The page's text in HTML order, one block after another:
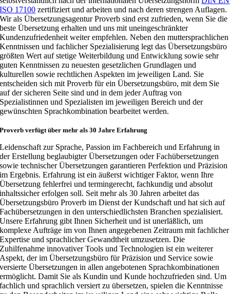
ISO 17100 zertifiziert und arbeiten und nach deren strengen Auflagen.
Wir als Übersetzungsagentur Proverb sind erst zufrieden, wenn Sie die
beste Übersetzung erhalten und uns mit uneingeschränkter
Kundenzufriedenheit weiter empfehlen. Neben den muttersprachlichen
Kenntnissen und fachlicher Spezialisierung legt das Übersetzungsbüro
größten Wert auf stetige Weiterbildung und Entwicklung sowie sehr
guten Kenntnissen zu neuesten gesetzlichen Grundlagen und
kulturellen sowie rechtlichen Aspekten im jeweiligen Land. Sie
entscheiden sich mit Proverb für ein Übersetzungsbüro, mit dem Sie
auf der sicheren Seite sind und in dem jeder Auftrag von
Spezialistinnen und Spezialisten im jeweiligen Bereich und der
gewünschten Sprachkombination bearbeitet werden.
Proverb verfügt über mehr als 30 Jahre Erfahrung
Leidenschaft zur Sprache, Passion im Fachbereich und Erfahrung in
der Erstellung beglaubigter Übersetzungen oder Fachübersetzungen
sowie technischer Übersetzungen garantieren Perfektion und Präzision
im Ergebnis. Erfahrung ist ein äußerst wichtiger Faktor, wenn Ihre
Übersetzung fehlerfrei und termingerecht, fachkundig und absolut
inhaltssicher erfolgen soll. Seit mehr als 30 Jahren arbeitet das
Übersetzungsbüro Proverb im Dienst der Kundschaft und hat sich auf
Fachübersetzungen in den unterschiedlichsten Branchen spezialisiert.
Unsere Erfahrung gibt Ihnen Sicherheit und ist unerläßlich, um
komplexe Aufträge im von Ihnen angegebenen Zeitraum mit fachlicher
Expertise und sprachlicher Gewandtheit umzusetzen. Die
Zuhilfenahme innovativer Tools und Technologien ist ein weiterer
Aspekt, der im Übersetzungsbüro für Präzision und Service sowie
versierte Übersetzungen in allen angebotenen Sprachkombinationen
ermöglicht. Damit Sie als Kundin und Kunde hochzufrieden sind. Um
fachlich und sprachlich versiert zu übersetzen, spielen die Kenntnisse